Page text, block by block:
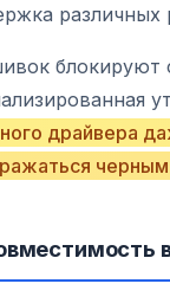
различных
блокируют
драйвера